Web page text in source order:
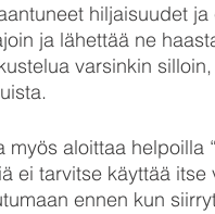
hiljaisuudet
ja lähettää ne
varsinkin
myös aloittaa helpoilla
ei tarvitse käyttää
ennen kun